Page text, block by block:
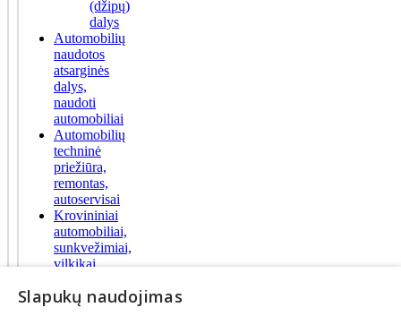
(džipų)
dalys
Automobilių
naudotos
atsarginės
dalys,
naudoti
automobiliai
Automobilių
techninė
priežiūra,
remontas,
autoservisai
Krovininiai
automobiliai,
sunkvežimiai,
vilkikai,
Krovininių
Slapukų naudojimas